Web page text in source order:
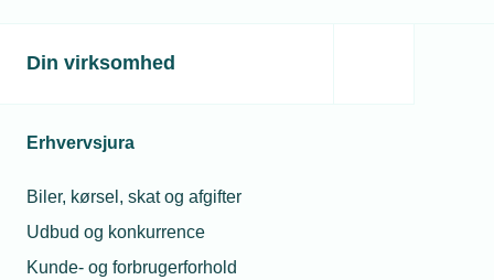
Din virksomhed
Erhvervsjura
Biler, kørsel, skat og afgifter
Udbud og konkurrence
Kunde- og forbrugerforhold
Relaterede nyheder